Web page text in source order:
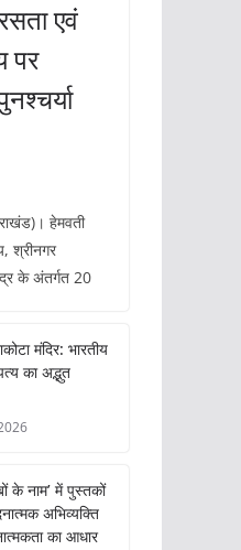
एवं
पर
हेमवती
श्रीनगर
के अंतर्गत 20
मंदिर: भारतीय
का अद्भुत
के नाम’ में पुस्तकों
अभिव्यक्ति
का आधार